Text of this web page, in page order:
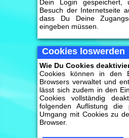
Dein Login
Besuch der Internetseite
dass Du Deine
eingeben müssen.
Cookies loswerden
Wie Du Cookies
Cookies können in den
Browsers verwaltet und
lässt sich zudem in den
Cookies vollständig
folgenden Auflistung
Umgang mit Cookies zu
Browser.